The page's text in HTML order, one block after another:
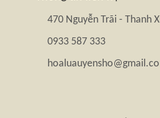
470 Nguyễn Trãi - Thanh
0933 587 333